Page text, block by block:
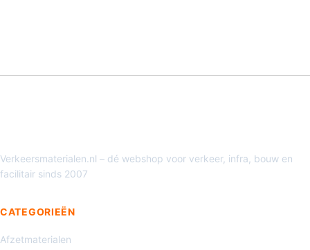
Verkeersmaterialen.nl – dé webshop voor verkeer, infra, bouw en
facilitair sinds 2007
CATEGORIEËN
Afzetmaterialen